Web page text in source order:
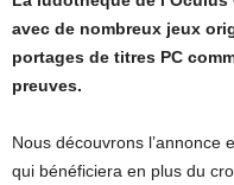
avec de nombreux jeux
portages de titres PC
preuves.
Nous découvrons l’annonce
qui bénéficiera en plus du